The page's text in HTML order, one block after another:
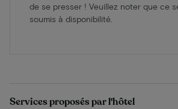
de se presser ! Veuillez noter que ce
soumis à disponibilité.
Services proposés par l'hôtel